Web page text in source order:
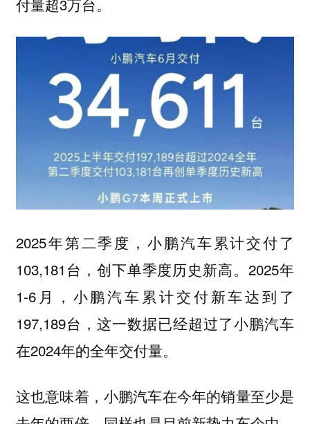
2025年第二季度，小鹏汽车累计交付了
103,181台，创下单季度历史新高。2025年
1-6月，小鹏汽车累计交付新车达到了
197,189台，这一数据已经超过了小鹏汽车
在2024年的全年交付量。
这也意味着，小鹏汽车在今年的销量至少是